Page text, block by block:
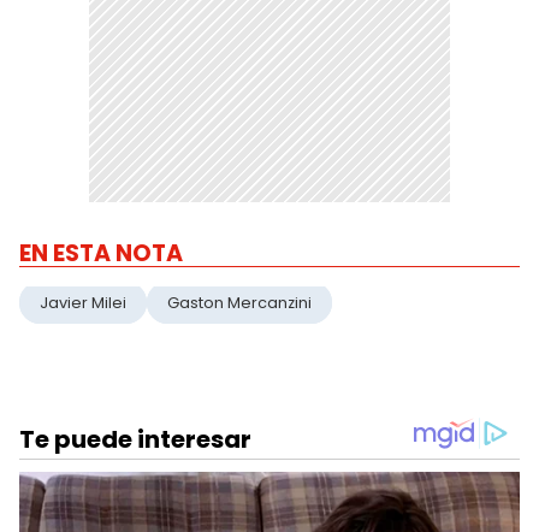
EN ESTA NOTA
Javier Milei Gaston Mercanzini